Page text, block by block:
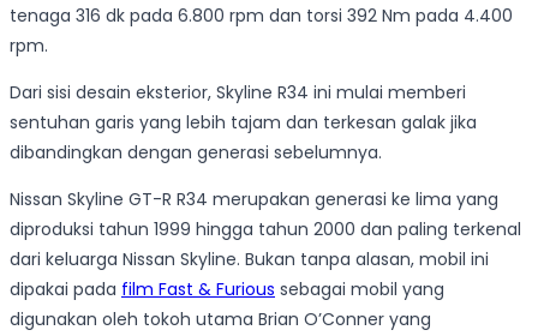
tenaga 316 dk pada 6.800 rpm dan torsi 392 Nm pada 4.400
rpm.
Dari sisi desain eksterior, Skyline R34 ini mulai memberi
sentuhan garis yang lebih tajam dan terkesan galak jika
dibandingkan dengan generasi sebelumnya.
Nissan Skyline GT-R R34 merupakan generasi ke lima yang
diproduksi tahun 1999 hingga tahun 2000 dan paling terkenal
dari keluarga Nissan Skyline. Bukan tanpa alasan, mobil ini
dipakai pada film Fast & Furious sebagai mobil yang
digunakan oleh tokoh utama Brian O’Conner yang